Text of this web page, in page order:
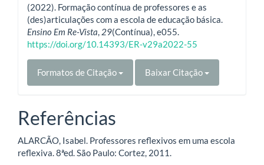
(2022). Formação contínua de professores e as
(des)articulações com a escola de educação básica.
Ensino Em Re-Vista, 29(Contínua), e055.
https://doi.org/10.14393/ER-v29a2022-55
Formatos de Citação Baixar Citação
Referências
ALARCÃO, Isabel. Professores reflexivos em uma escola
reflexiva. 8ªed. São Paulo: Cortez, 2011.